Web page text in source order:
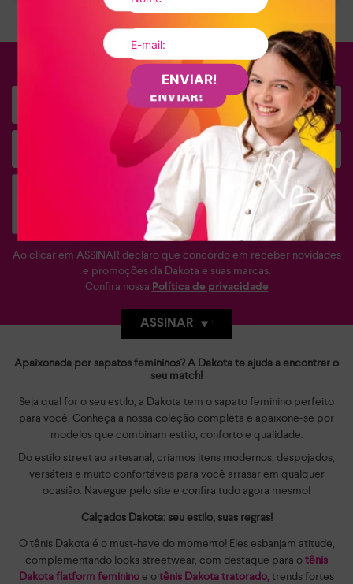
ENVIAR!
FIQUE POR DENTRO
Ao clicar em ASSINAR declaro que concordo em receber novidades
e promoções da Dakota e suas marcas.
Confira nossa Política de privacidade
ASSINAR
Apaixonada por sapatos femininos? A Dakota te ajuda a encontrar o
seu match!
Seja qual for o seu estilo, a Dakota tem o sapato feminino perfeito
para você. Conheça a nossa coleção completa e apaixone-se por
modelos que combinam estilo, conforto e qualidade.
Do estilo street ao artesanal, criamos itens modernos, despojados,
versáteis e muito confortáveis para você arrasar em qualquer
ocasião. Navegue pelo site e confira tudo agora mesmo!
Calçados Dakota: seu estilo, suas regras!
O tênis Dakota é o must-have do momento! Eles esbanjam atitude,
complementando looks streetwear, com destaque para otênis
Dakota flatform femininoe otênis Dakota tratorado,trends fortes